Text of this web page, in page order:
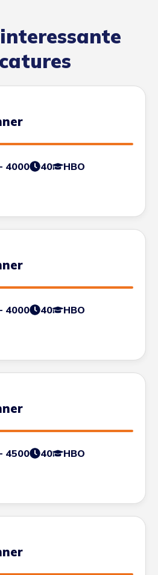
4000 40
HBO
4000 40
HBO
4500 40
HBO